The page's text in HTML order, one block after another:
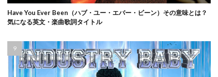
Have You Ever Been（ハブ・ユー・エバー・ビーン）その意味とは？
気になる英文・楽曲歌詞タイトル